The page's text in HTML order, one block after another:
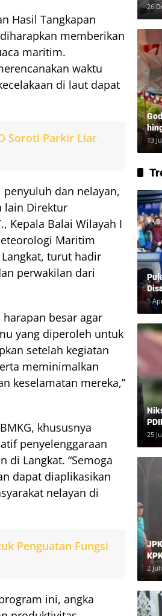
Hasil Tangkapan
memberikan
maritim.
waktu
di laut dapat
Soroti Parkir Liar
dan nelayan,
lain Direktur
Kepala Balai Wilayah I
Maritim
turut hadir
perwakilan dari
besar agar
yang diperoleh untuk
setelah kegiatan
meminimalkan
keselamatan mereka,”
khususnya
penyelenggaraan
Langkat. “Semoga
dapat diaplikasikan
nelayan di
Penguatan Fungsi
ini, angka
26
13
1
25
2